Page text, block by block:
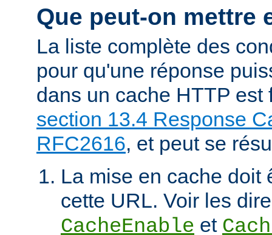
Que peut-on mettre
La liste complète des
pour qu'une réponse
dans un cache HTTP est
section 13.4 Response
RFC2616, et peut se
La mise en cache doit
cette URL. Voir les
CacheEnable et